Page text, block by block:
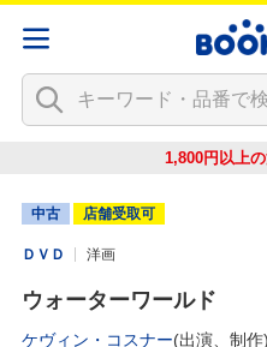
1,800円以上
中古 店舗受取可
ＤＶＤ 洋画
ウォーターワールド
ケヴィン・コスナー(出演、制作),